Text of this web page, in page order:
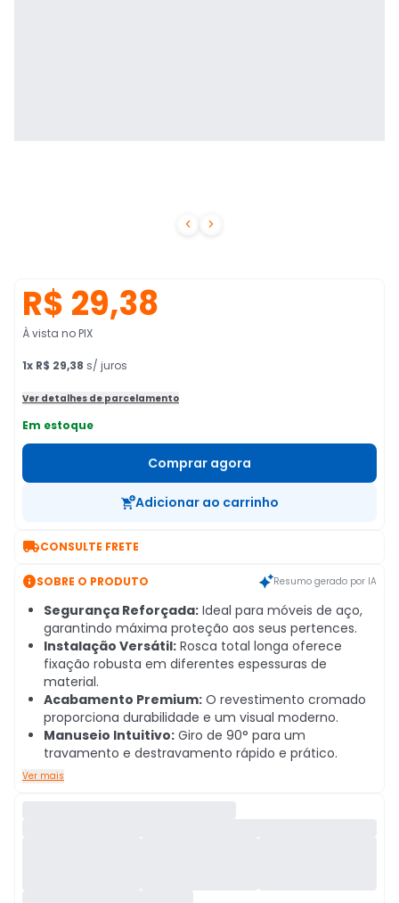
 
R$ 29,38
À vista no PIX
1x R$ 29,38 s/ juros
Ver detalhes de parcelamento
Em estoque
Comprar agora
Adicionar ao carrinho
CONSULTE FRETE
SOBRE O PRODUTO Resumo gerado por IA
Segurança Reforçada: Ideal para móveis de aço,
garantindo máxima proteção aos seus pertences.
Instalação Versátil: Rosca total longa oferece
fixação robusta em diferentes espessuras de
material.
Acabamento Premium: O revestimento cromado
proporciona durabilidade e um visual moderno.
Manuseio Intuitivo: Giro de 90° para um
travamento e destravamento rápido e prático.
Ver mais